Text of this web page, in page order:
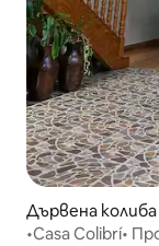
Дървена
•Casa Colibrí•